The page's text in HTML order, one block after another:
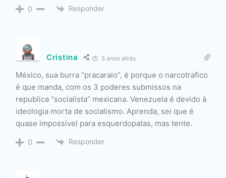
0 Responder
Cristina 5 anos atrás
México, sua burra “pracaraio”, é porque o narcotrafico
é que manda, com os 3 poderes submissos na
republica “socialista” mexicana. Venezuela é devido à
ideologia morta de socialismo. Aprenda, sei que é
quase impossível para esquerdopatas, mas tente.
0 Responder